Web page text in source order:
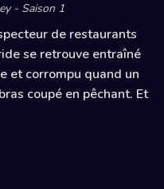
- Saison 1
de restaurants
se retrouve entraîné
et corrompu quand un
coupé en pêchant. Et